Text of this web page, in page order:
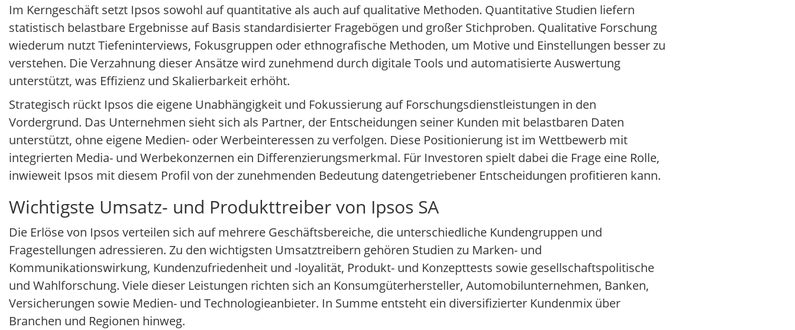
Im Kerngeschäft setzt Ipsos sowohl auf quantitative als auch auf qualitative Methoden. Quantitative Studien liefern
statistisch belastbare Ergebnisse auf Basis standardisierter Fragebögen und großer Stichproben. Qualitative Forschung
wiederum nutzt Tiefeninterviews, Fokusgruppen oder ethnografische Methoden, um Motive und Einstellungen besser zu
verstehen. Die Verzahnung dieser Ansätze wird zunehmend durch digitale Tools und automatisierte Auswertung
unterstützt, was Effizienz und Skalierbarkeit erhöht.
Strategisch rückt Ipsos die eigene Unabhängigkeit und Fokussierung auf Forschungsdienstleistungen in den
Vordergrund. Das Unternehmen sieht sich als Partner, der Entscheidungen seiner Kunden mit belastbaren Daten
unterstützt, ohne eigene Medien- oder Werbeinteressen zu verfolgen. Diese Positionierung ist im Wettbewerb mit
integrierten Media- und Werbekonzernen ein Differenzierungsmerkmal. Für Investoren spielt dabei die Frage eine Rolle,
inwieweit Ipsos mit diesem Profil von der zunehmenden Bedeutung datengetriebener Entscheidungen profitieren kann.
Wichtigste Umsatz- und Produkttreiber von Ipsos SA
Die Erlöse von Ipsos verteilen sich auf mehrere Geschäftsbereiche, die unterschiedliche Kundengruppen und
Fragestellungen adressieren. Zu den wichtigsten Umsatztreibern gehören Studien zu Marken- und
Kommunikationswirkung, Kundenzufriedenheit und -loyalität, Produkt- und Konzepttests sowie gesellschaftspolitische
und Wahlforschung. Viele dieser Leistungen richten sich an Konsumgüterhersteller, Automobilunternehmen, Banken,
Versicherungen sowie Medien- und Technologieanbieter. In Summe entsteht ein diversifizierter Kundenmix über
Branchen und Regionen hinweg.